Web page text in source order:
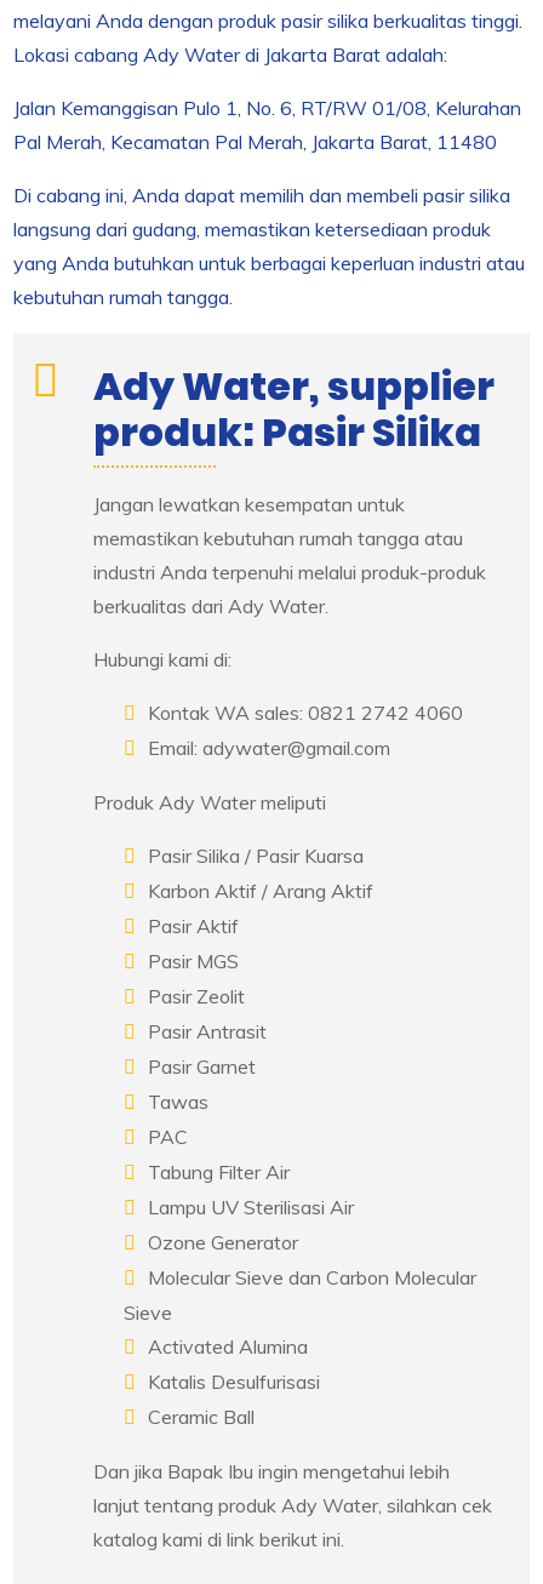
melayani Anda dengan produk pasir silika berkualitas tinggi.
Lokasi cabang Ady Water di Jakarta Barat adalah:
Jalan Kemanggisan Pulo 1, No. 6, RT/RW 01/08, Kelurahan
Pal Merah, Kecamatan Pal Merah, Jakarta Barat, 11480
Di cabang ini, Anda dapat memilih dan membeli pasir silika
langsung dari gudang, memastikan ketersediaan produk
yang Anda butuhkan untuk berbagai keperluan industri atau
kebutuhan rumah tangga.
Ady Water, supplier
produk: Pasir Silika
Jangan lewatkan kesempatan untuk
memastikan kebutuhan rumah tangga atau
industri Anda terpenuhi melalui produk-produk
berkualitas dari Ady Water.
Hubungi kami di:
Kontak WA sales: 0821 2742 4060
Email: adywater@gmail.com
Produk Ady Water meliputi
Pasir Silika / Pasir Kuarsa
Karbon Aktif / Arang Aktif
Pasir Aktif
Pasir MGS
Pasir Zeolit
Pasir Antrasit
Pasir Garnet
Tawas
PAC
Tabung Filter Air
Lampu UV Sterilisasi Air
Ozone Generator
Molecular Sieve dan Carbon Molecular
Sieve
Activated Alumina
Katalis Desulfurisasi
Ceramic Ball
Dan jika Bapak Ibu ingin mengetahui lebih
lanjut tentang produk Ady Water, silahkan cek
katalog kami di link berikut ini.